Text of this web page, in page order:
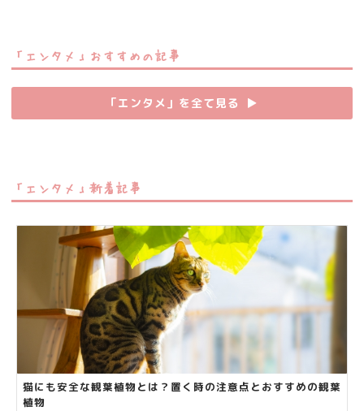
「エンタメ」おすすめの記事
「エンタメ」を全て見る ▶︎
「エンタメ」新着記事
猫にも安全な観葉植物とは？置く時の注意点とおすすめの観葉
植物